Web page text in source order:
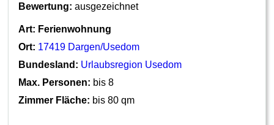
Bewertung: ausgezeichnet
Art: Ferienwohnung
Ort: 17419 Dargen/Usedom
Bundesland: Urlaubsregion Usedom
Max. Personen: bis 8
Zimmer Fläche: bis 80 qm